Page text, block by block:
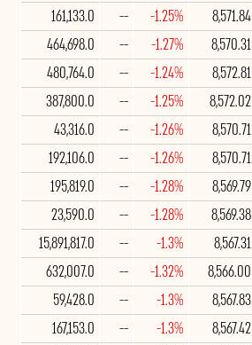
8,571.84
-1.25%
--
161,133.0
8,570.31
-1.27%
--
464,698.0
8,572.81
-1.24%
--
480,764.0
8,572.02
-1.25%
--
387,800.0
8,570.71
-1.26%
--
43,316.0
8,570.71
-1.26%
--
192,106.0
8,569.79
-1.28%
--
195,819.0
8,569.38
-1.28%
--
23,590.0
8,567.31
-1.3%
--
15,891,817.0
8,566.00
-1.32%
--
632,007.0
8,567.83
-1.3%
--
59,428.0
8,567.42
-1.3%
--
167,153.0